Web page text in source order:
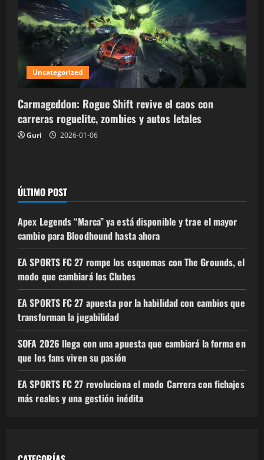
Uncategorized
Carmageddon: Rogue Shift revive el caos con
carreras roguelite, zombies y autos letales
Guri 2026-01-06
ÚLTIMO POST
Apex Legends “Marca” ya está disponible y trae el mayor
cambio para Bloodhound hasta ahora
EA SPORTS FC 27 rompe los esquemas con The Grounds, el
modo que cambiará los Clubes
EA SPORTS FC 27 apuesta por la habilidad con cambios que
transforman la jugabilidad
SOFA 2026 llega con una apuesta que cambiará la forma en
que los fans viven su pasión
EA SPORTS FC 27 revoluciona el modo Carrera con fichajes
más reales y una gestión inédita